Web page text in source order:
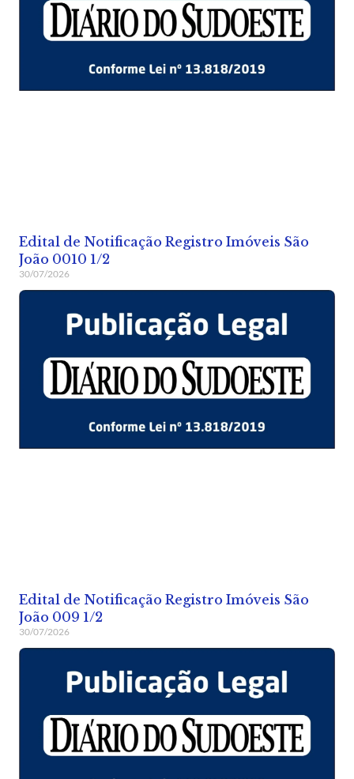
Edital de Notificação Registro Imóveis São
João 0010 1/2
30/07/2026
Edital de Notificação Registro Imóveis São
João 009 1/2
30/07/2026